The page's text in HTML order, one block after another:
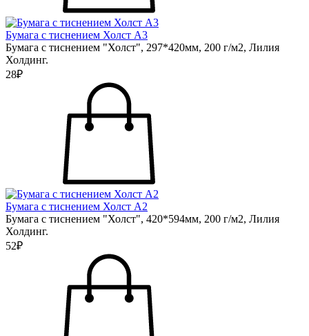
Бумага с тиснением Холст А3
Бумага с тиснением "Холст", 297*420мм, 200 г/м2, Лилия
Холдинг.
28₽
Бумага с тиснением Холст А2
Бумага с тиснением "Холст", 420*594мм, 200 г/м2, Лилия
Холдинг.
52₽